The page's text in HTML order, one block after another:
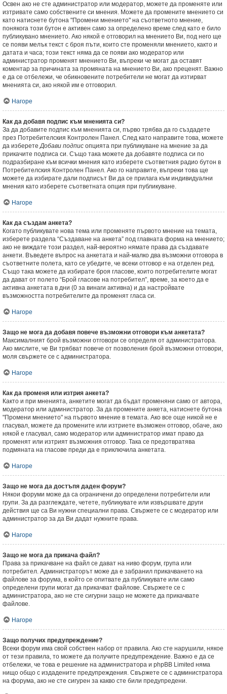
Освен ако не сте администратор или модератор, можете да променяте или
изтривате само собствените си мнения. Можете да промените мнението си
като натиснете бутона "Промени мнението" на съответното мнение,
понякога този бутон е активен само за определено време след като е било
публикувано мнението. Ако някой е отговорил на мнението Ви, под него ще
се появи мелък текст с броя пъти, които сте променяли мнението, както и
датата и часа; този текст няма да се появи ако модератор или
администратор променят мнението Ви, въпреки че могат да оставят
коментар за причината за промяната на мнението Ви, ако преценят. Важно
е да се отбележи, че обикновените потребители не могат да изтирват
мненията си, ако някой им е отговорил.
Нагоре
Как да добавя подпис към мненията си?
За да добавите подпис към мненията си, първо трябва да го създадете
през Потребителския Контролен Панел. След като направите това, можете
да изберетеДобави подпис опцията при публикуване на мнение за да
прикачите подписа си. Също така можете да добавяте подписа си по
подразбиране към всички мнения като изберете съответния радио бутон в
Потребителския Контролен Панел. Ако го направите, въпреки това ще
можете да избирате дали подписът Ви да се прилага към индивидуални
мнения като изберете съответната опция при публикуване.
Нагоре
Как да създам анкета?
Когато публикувате нова тема или променяте първото мнение на темата,
изберете раздела “Създаване на анкета” под главната форма на мнението;
ако не виждате този раздел, най-вероятно нямате права да създавате
анкети. Въведете въпрос на анкетата и най-малко два възможни отговора в
съответните полета, като се убедите, че всеки отговор е на отделен ред.
Също така можете да избирате броя гласове, които потребителите могат
да дават от полето “Брой гласове на потребител”, време, за което да е
активна анкетата в дни (0 за винаги активна) и да настройвате
възможността потребителите да променят гласа си.
Нагоре
Защо не мога да добавя повече възможни отговори към анкетата?
Максималният брой възможни отговори се определя от администратора.
Ако мислите, че Ви трябват повече от позволения брой възможни отговори,
моля свържете се с администратора.
Нагоре
Как да променя или изтрия анкета?
Както и при мненията, анкетите могат да бъдат променяни само от автора,
модератор или администратор. За да промените анкета, натиснете бутона
"Промени мнението" на първото мнение в темата. Ако все още никой не е
гласувал, можете да промените или изтриете възможен отговор, обаче, ако
някой е гласувал, само модератор или администратор имат право да
променят или изтрият възможния отговор. Така се предотвратява
подмяната на гласове преди да е приключила анкетата.
Нагоре
Защо не мога да достъпя даден форум?
Някои форуми може да са ограничени до определени потребители или
групи. За да разглеждате, четете, публикувате или извършвате други
действия ще са Ви нужни специални права. Свържете се с модератор или
администратор за да Ви дадат нужните права.
Нагоре
Защо не мога да прикача файл?
Права за прикачване на файл се дават на ниво форум, група или
потребител. Администраторът може да е забранил прикачването на
файлове за форума, в който се опитвате да публикувате или само
определени групи могат да прикачват файлове. Свържете се с
администратора, ако не сте сигурни защо не можете да прикачвате
файлове.
Нагоре
Защо получих предупреждение?
Всеки форум има свой собствен набор от правила. Ако сте нарушили, някое
от тези правила, то можете да получите предупреждение. Важно е да се
отбележи, че това е решение на администратора и phpBB Limited няма
нищо общо с издадените предупреждения. Свържете се с администратора
на форума, ако не сте сигурен за какво сте били предупредени.